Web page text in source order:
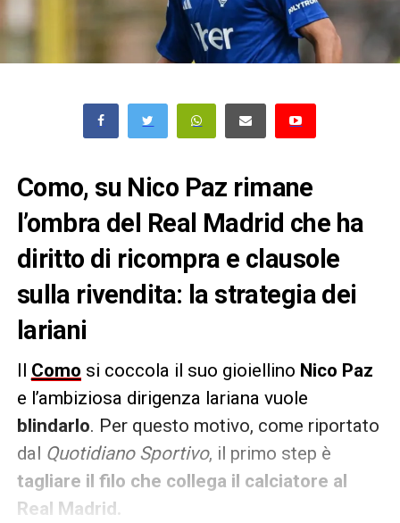
Como, su Nico Paz rimane
l’ombra del Real Madrid che ha
diritto di ricompra e clausole
sulla rivendita: la strategia dei
lariani
Il Como si coccola il suo gioiellino Nico Paz
e l’ambiziosa dirigenza lariana vuole
blindarlo. Per questo motivo, come riportato
dal Quotidiano Sportivo, il primo step è
tagliare il filo che collega il calciatore al
Real Madrid.